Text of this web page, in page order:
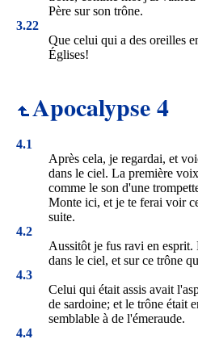
Père sur son trône.
3.22
Que celui qui a des oreilles
Églises!
Apocalypse 4
4.1
Après cela, je regardai, et
dans le ciel. La première
comme le son d'une
Monte ici, et je te ferai voir
suite.
4.2
Aussitôt je fus ravi en
dans le ciel, et sur ce trône
4.3
Celui qui était assis avait
de sardoine; et le trône était
semblable à de l'émeraude.
4.4